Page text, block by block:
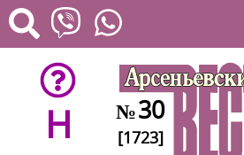
H №30
[1723]